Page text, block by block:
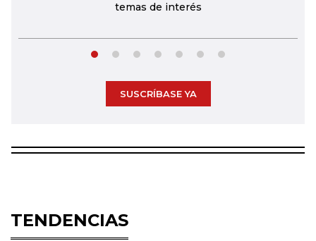
temas de interés
SUSCRÍBASE YA
TENDENCIAS